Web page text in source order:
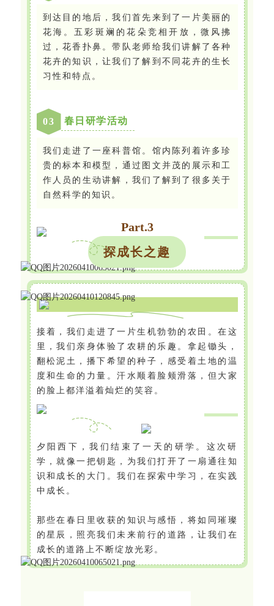
到达目的地后，我们首先来到了一片美丽的
花海。五彩斑斓的花朵竞相开放，微风拂
过，花香扑鼻。带队老师给我们讲解了各种
花卉的知识，让我们了解到不同花卉的生长
习性和特点。
03 春日研学活动
我们走进了一座科普馆。馆内陈列着许多珍
贵的标本和模型，通过图文并茂的展示和工
作人员的生动讲解，我们了解到了很多关于
自然科学的知识。
Part.3
探成长之趣
接着，我们走进了一片生机勃勃的农田。在这
里，我们亲身体验了农耕的乐趣。拿起锄头，
翻松泥土，播下希望的种子，感受着土地的温
度和生命的力量。汗水顺着脸颊滑落，但大家
的脸上都洋溢着灿烂的笑容。
夕阳西下，我们结束了一天的研学。这次研
学，就像一把钥匙，为我们打开了一扇通往知
识和成长的大门。我们在探索中学习，在实践
中成长。
那些在春日里收获的知识与感悟，将如同璀璨
的星辰，照亮我们未来前行的道路，让我们在
成长的道路上不断绽放光彩。